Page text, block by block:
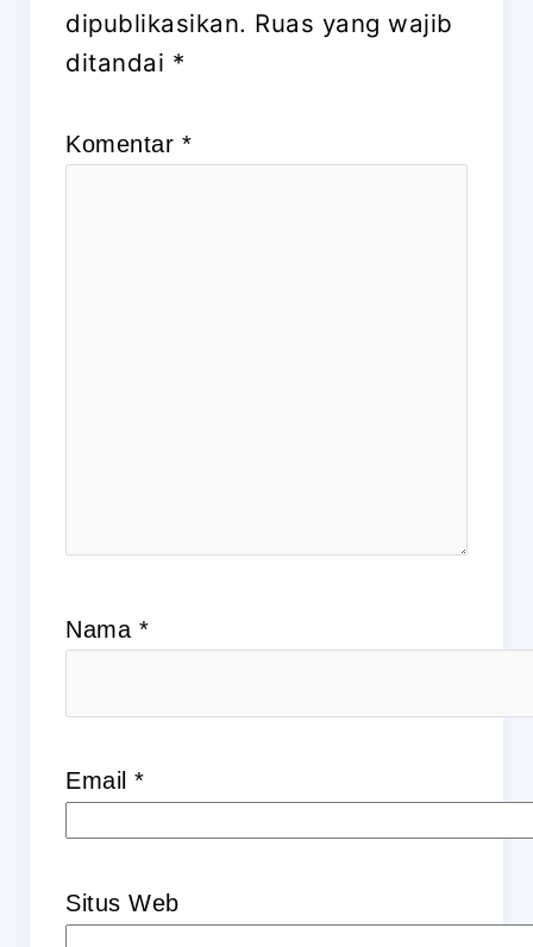
dipublikasikan. Ruas yang wajib
ditandai *
Komentar *
Nama *
Email *
Situs Web